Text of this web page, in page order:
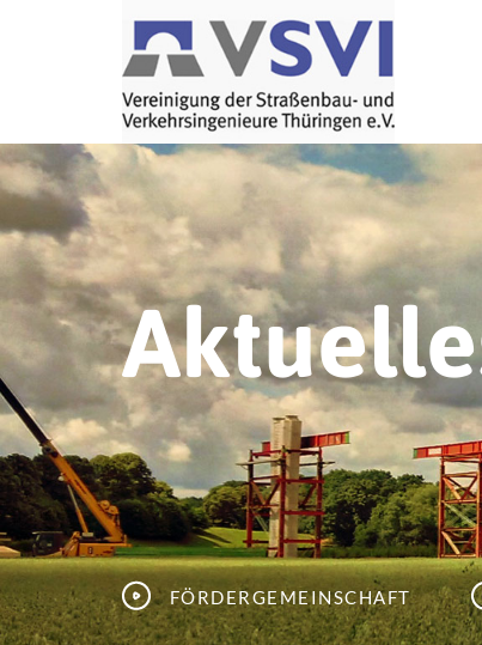
Fördergemeinschaft